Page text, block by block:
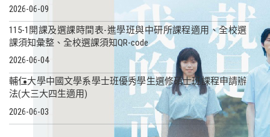
2026-06-09
115-1開課及選課時間表-進學班與中研所課程適用、全校選
課須知彙整、全校選課須知QR-code
2026-06-04
輔仁大學中國文學系學士班優秀學生選修碩士班課程申請辦
法(大三大四生適用)
2026-06-03